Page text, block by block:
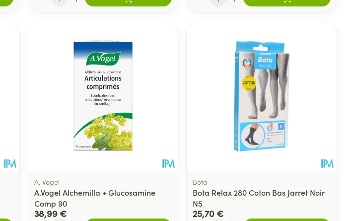
A. Vogel
A.Vogel Alchemilla + Glucosamine
Comp 90
38,99 €
Bota
Bota Relax 280 Coton Bas Jarret Noir
N5
25,70 €